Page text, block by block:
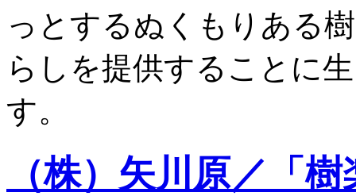
っとするぬくもりある
らしを提供することに
す。
（株）矢川原／「